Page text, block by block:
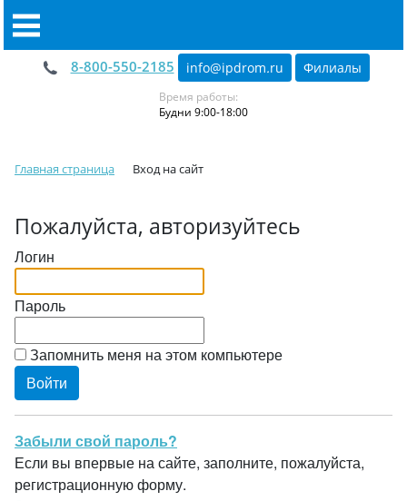
8-800-550-2185 info@ipdrom.ru Филиалы
Время работы:
Будни 9:00-18:00
Главная страница Вход на сайт
Пожалуйста, авторизуйтесь
Логин
Пароль
Запомнить меня на этом компьютере
Забыли свой пароль?
Если вы впервые на сайте, заполните, пожалуйста,
регистрационную форму.